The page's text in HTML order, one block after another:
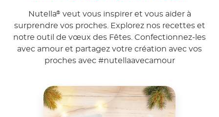
Nutella® veut vous inspirer et vous aider à
surprendre vos proches. Explorez nos recettes et
notre outil de vœux des Fêtes. Confectionnez-les
avec amour et partagez votre création avec vos
proches avec #nutellaavecamour